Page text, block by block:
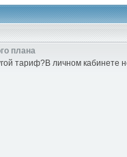
плана
тариф?В личном кабинете